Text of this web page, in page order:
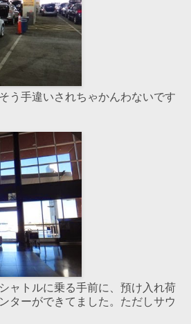
う手違いされちゃかんわないです
ャトルに乗る手前に、預け入れ荷
ターができてました。ただしサウ